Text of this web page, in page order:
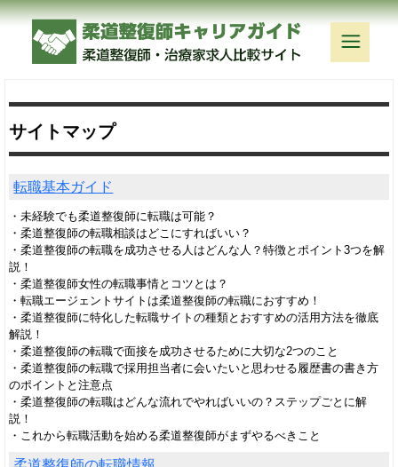
サイトマップ
転職基本ガイド
・未経験でも柔道整復師に転職は可能？
・柔道整復師の転職相談はどこにすればいい？
・柔道整復師の転職を成功させる人はどんな人？特徴とポイント3つを解
説！
・柔道整復師女性の転職事情とコツとは？
・転職エージェントサイトは柔道整復師の転職におすすめ！
・柔道整復師に特化した転職サイトの種類とおすすめの活用方法を徹底
解説！
・柔道整復師の転職で面接を成功させるために大切な2つのこと
・柔道整復師の転職で採用担当者に会いたいと思わせる履歴書の書き方
のポイントと注意点
・柔道整復師の転職はどんな流れでやればいいの？ステップごとに解
説！
・これから転職活動を始める柔道整復師がまずやるべきこと